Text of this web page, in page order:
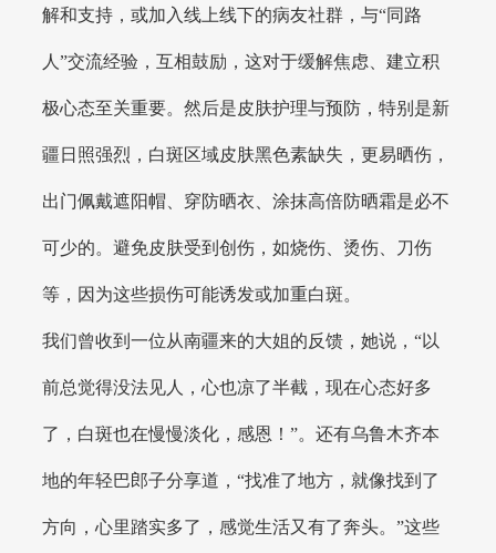
解和支持，或加入线上线下的病友社群，与“同路
人”交流经验，互相鼓励，这对于缓解焦虑、建立积
极心态至关重要。然后是皮肤护理与预防，特别是新
疆日照强烈，白斑区域皮肤黑色素缺失，更易晒伤，
出门佩戴遮阳帽、穿防晒衣、涂抹高倍防晒霜是必不
可少的。避免皮肤受到创伤，如烧伤、烫伤、刀伤
等，因为这些损伤可能诱发或加重白斑。
我们曾收到一位从南疆来的大姐的反馈，她说，“以
前总觉得没法见人，心也凉了半截，现在心态好多
了，白斑也在慢慢淡化，感恩！”。还有乌鲁木齐本
地的年轻巴郎子分享道，“找准了地方，就像找到了
方向，心里踏实多了，感觉生活又有了奔头。”这些